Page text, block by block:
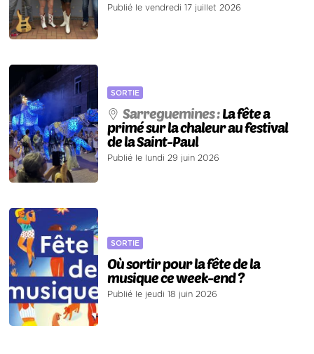
Publié le vendredi 17 juillet 2026
SORTIE
Sarreguemines :La fête a
primé sur la chaleur au festival
de la Saint-Paul
Publié le lundi 29 juin 2026
SORTIE
Où sortir pour la fête de la
musique ce week-end ?
Publié le jeudi 18 juin 2026